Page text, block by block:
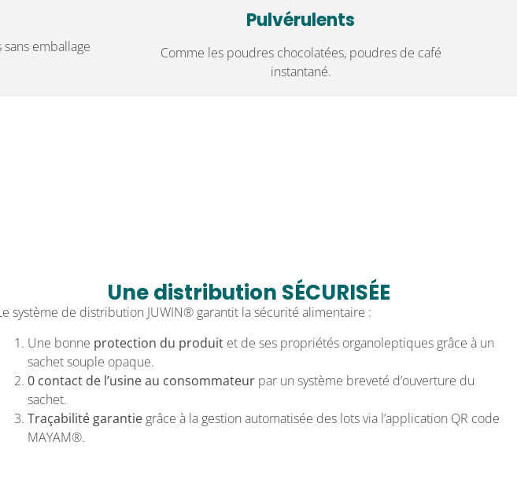
emballage
Pulvérulents
Comme les poudres chocolatées, poudres de café
instantané.
Une distribution SÉCURISÉE
système de distribution JUWIN® garantit la sécurité alimentaire :
Une bonne protection du produit et de ses propriétés organoleptiques grâce à un
sachet souple opaque.
0 contact de l’usine au consommateur par un système breveté d’ouverture du
sachet.
Traçabilité garantie grâce à la gestion automatisée des lots via l’application QR code
MAYAM®.